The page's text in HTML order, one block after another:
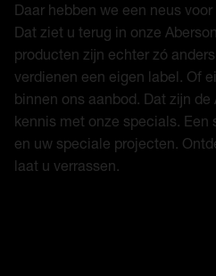
Daar hebben we een neus
Dat ziet u terug in onze
producten zijn echter zó
verdienen een eigen label. Of
binnen ons aanbod. Dat zijn
kennis met onze specials.
en uw speciale projecten.
laat u verrassen.